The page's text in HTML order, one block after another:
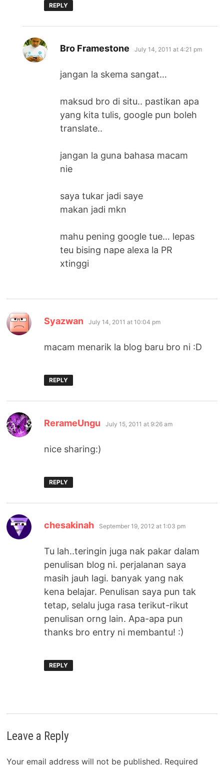
REPLY
Bro Framestone says:
July 14, 2011 at 4:21 pm
jangan la skema sangat…
maksud bro di situ.. pastikan apa
yang kita tulis, google pun boleh
translate..
jangan la guna bahasa macam
nie
saya tukar jadi saye
makan jadi mkn
mahu pening google tue… lepas
teu bising nape alexa la PR
xtinggi
Syazwan says:
July 14, 2011 at 10:04 pm
macam menarik la blog baru bro ni :D
REPLY
RerameUngu says:
July 15, 2011 at 9:26 am
nice sharing:)
REPLY
chesakinah says:
September 19, 2012 at 1:03 pm
Tu lah..teringin juga nak pakar dalam
penulisan blog ni. perjalanan saya
masih jauh lagi. banyak yang nak
kena belajar. Penulisan saya pun tak
tetap, selalu juga rasa terikut-rikut
penulisan orng lain. Apa-apa pun
thanks bro entry ni membantu! :)
REPLY
Leave a Reply
Your email address will not be published. Required